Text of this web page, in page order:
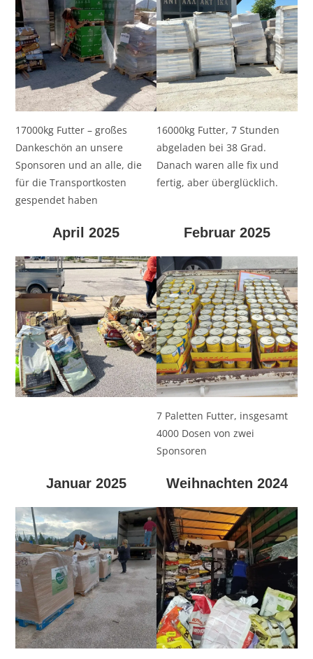
17000kg Futter – großes
Dankeschön an unsere
Sponsoren und an alle, die
für die Transportkosten
gespendet haben
16000kg Futter, 7 Stunden
abgeladen bei 38 Grad.
Danach waren alle fix und
fertig, aber überglücklich.
April 2025 Februar 2025
7 Paletten Futter, insgesamt
4000 Dosen von zwei
Sponsoren
Januar 2025 Weihnachten 2024